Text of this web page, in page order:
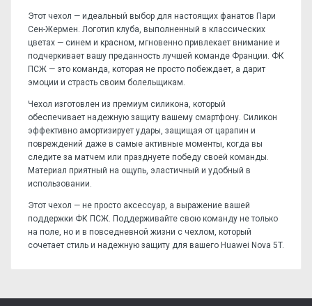
Этот чехол — идеальный выбор для настоящих фанатов Пари
Сен-Жермен. Логотип клуба, выполненный в классических
цветах — синем и красном, мгновенно привлекает внимание и
подчеркивает вашу преданность лучшей команде Франции. ФК
ПСЖ — это команда, которая не просто побеждает, а дарит
эмоции и страсть своим болельщикам.
Чехол изготовлен из премиум силикона, который
обеспечивает надежную защиту вашему смартфону. Силикон
эффективно амортизирует удары, защищая от царапин и
повреждений даже в самые активные моменты, когда вы
следите за матчем или празднуете победу своей команды.
Материал приятный на ощупь, эластичный и удобный в
использовании.
Этот чехол — не просто аксессуар, а выражение вашей
поддержки ФК ПСЖ. Поддерживайте свою команду не только
на поле, но и в повседневной жизни с чехлом, который
сочетает стиль и надежную защиту для вашего Huawei Nova 5T.
Напишите отзыв или мнение